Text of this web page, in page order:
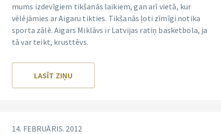
mums izdevīgiem tikšanās laikiem, gan arī vietā, kur
vēlējāmies ar Aigaru tikties. Tikšanās ļoti zīmīgi notika
sporta zālē. Aigars Miklāvs ir Latvijas ratiņ basketbola, ja
tā var teikt, krusttēvs.
LASĪT ZIŅU
14. FEBRUĀRIS. 2012